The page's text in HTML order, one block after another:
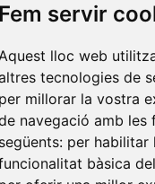
Fem servir
lloc web
tecnologies de
per millorar la vostra
navegació amb les
següents: per habilitar
bàsica
Oliba CEU •
•Universitat
de Barcelona